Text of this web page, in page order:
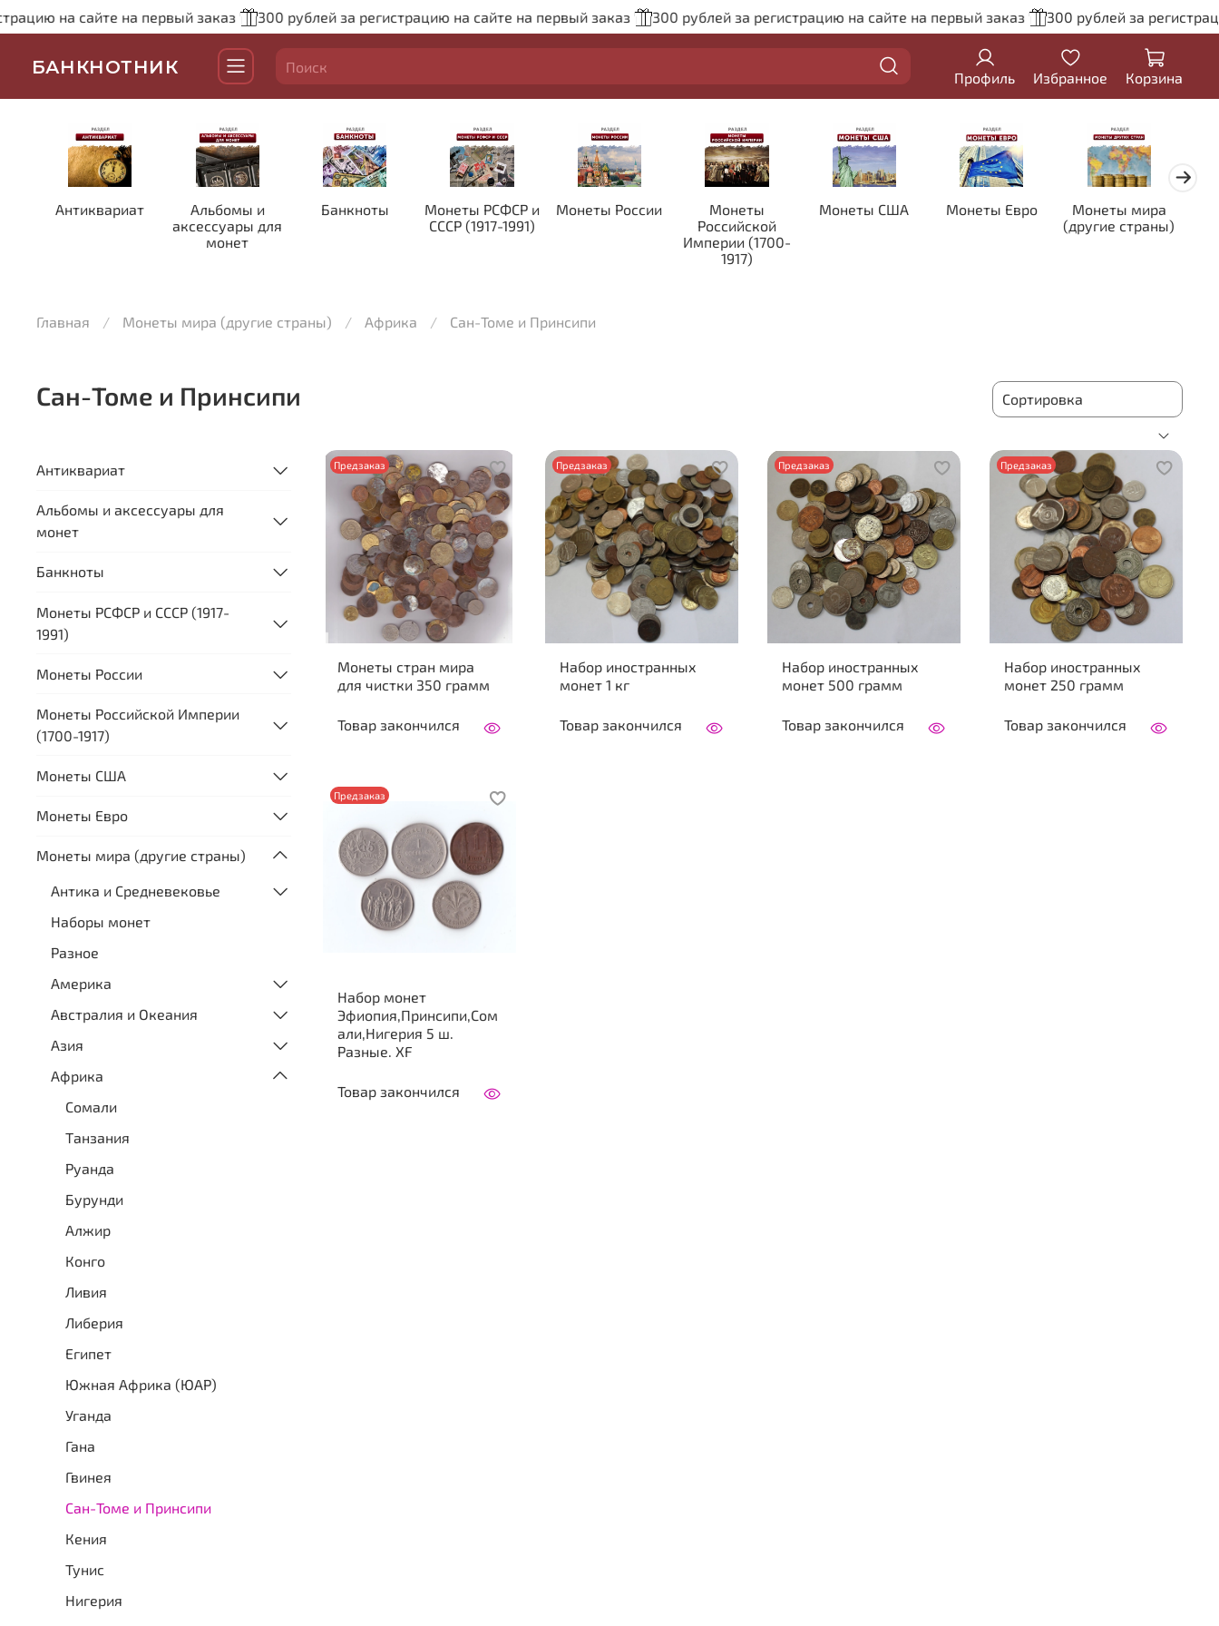
на сайте на первый заказ 300 рублей за регистрацию на сайте на первый заказ 300 рублей за регистрацию на сайте на первый заказ 300 рублей за
БАНКНОТНИК
Профиль Избранное Корзина
Антиквариат
Альбомы и
аксессуары для
монет
Банкноты
Монеты РСФСР и
СССР (1917-1991)
Монеты России
Монеты
Российской
Империи (1700-
1917)
Монеты США Монеты Евро
Монеты мира
(другие страны)
Главная Монеты мира (другие страны) Африка Сан-Томе и Принсипи
Сан-Томе и Принсипи
Предзаказ
Монеты стран мира
для чистки 350 грамм
Товар закончился
Предзаказ
Набор иностранных
монет 1 кг
Товар закончился
Предзаказ
Набор иностранных
монет 500 грамм
Товар закончился
Предзаказ
Набор иностранных
монет 250 грамм
Товар закончился
Предзаказ
Набор монет
Эфиопия,Принсипи,Сом
али,Нигерия 5 ш.
Разные. XF
Товар закончился
Антиквариат
Альбомы и аксессуары для
монет
Банкноты
Монеты РСФСР и СССР (1917-
1991)
Монеты России
Монеты Российской Империи
(1700-1917)
Монеты США
Монеты Евро
Монеты мира (другие страны)
Антика и Средневековье
Наборы монет
Разное
Америка
Австралия и Океания
Азия
Африка
Сомали
Танзания
Руанда
Бурунди
Алжир
Конго
Ливия
Либерия
Египет
Южная Африка (ЮАР)
Уганда
Гана
Гвинея
Сан-Томе и Принсипи
Кения
Тунис
Нигерия